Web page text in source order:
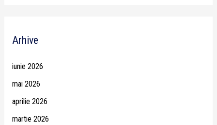
Arhive
iunie 2026
mai 2026
aprilie 2026
martie 2026